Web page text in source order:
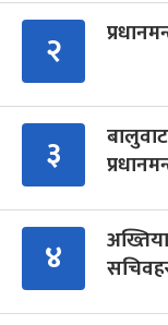
२
३
४